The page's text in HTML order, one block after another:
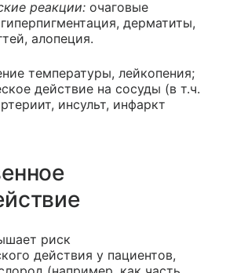
реакции: очаговые
дерматиты,
алопеция.
температуры, лейкопения;
действие на сосуды (в т.ч.
инсульт, инфаркт
риск
действия у пациентов,